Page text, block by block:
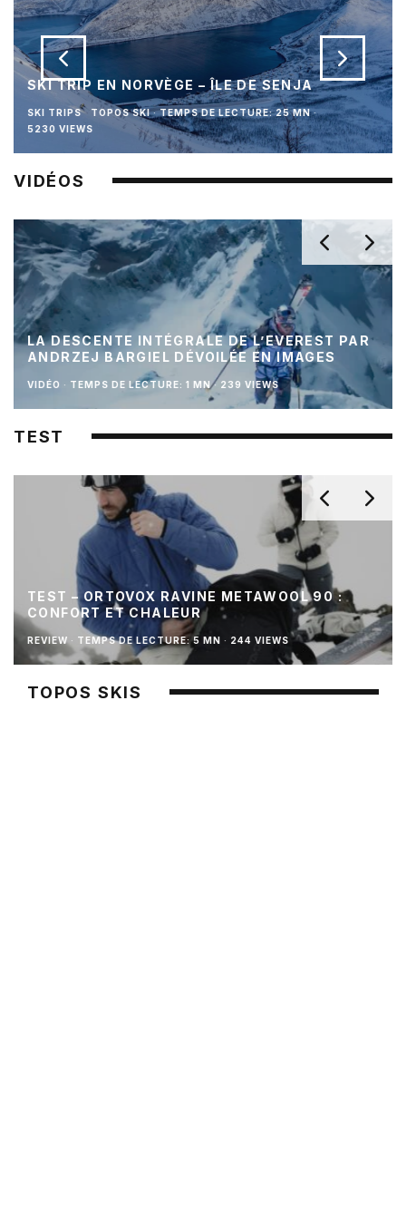
SKI TRIP EN NORVÈGE – ÎLE DE SENJA
SKI TRIPS TOPOS SKI · TEMPS DE LECTURE: 25 MN ·
5230 VIEWS
VIDÉOS
LA DESCENTE INTÉGRALE DE L’EVEREST PAR
ANDRZEJ BARGIEL DÉVOILÉE EN IMAGES
VIDÉO · TEMPS DE LECTURE: 1 MN · 239 VIEWS
TEST
TEST – ORTOVOX RAVINE METAWOOL 90 :
CONFORT ET CHALEUR
REVIEW · TEMPS DE LECTURE: 5 MN · 244 VIEWS
TOPOS SKIS